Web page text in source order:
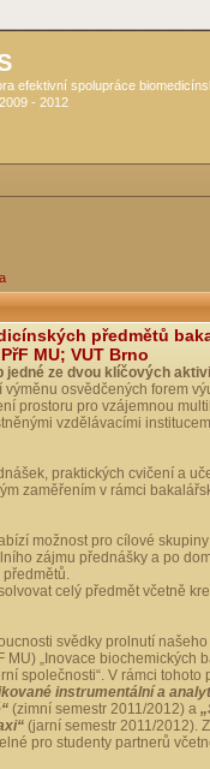
efektivní spolupráce
- 2012
předmětů
MU; VUT Brno
ze dvou klíčových
osvědčených forem
prostoru pro vzájemnou
vzdělávacími
praktických cvičení a
zaměřením v rámci
možnost pro cílové
zájmu přednášky a po
celý předmět včetně
svědky prolnutí
MU) „Inovace biochemických
společnosti“. V rámci tohoto
instrumentální a
(zimní semestr 2011/2012) a
(jarní semestr 2011/2012).
pro studenty partnerů